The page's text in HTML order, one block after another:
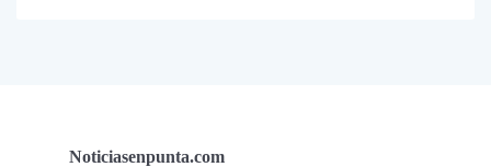
Noticiasenpunta.com